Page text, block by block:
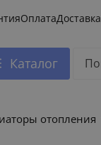
ОплатаДоставка
Каталог
отопления